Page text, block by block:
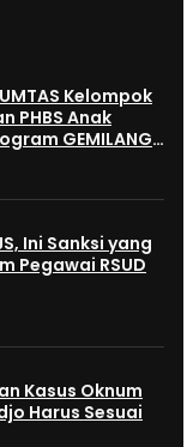
Kelompok
PHBS Anak
GEMILANG
Ini Sanksi yang
Pegawai RSUD
Kasus Oknum
Harus Sesuai